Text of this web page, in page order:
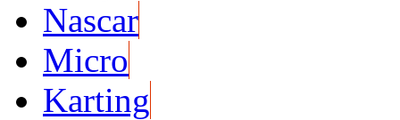
Nascar
Micro
Karting